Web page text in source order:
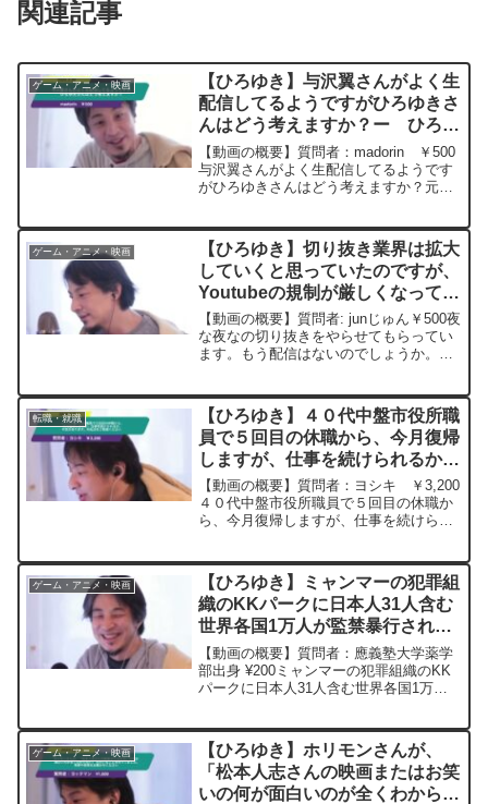
関連記事
ゲーム・アニメ・映画
【ひろゆき】与沢翼さんがよく生
配信してるようですがひろゆきさ
んはどう考えますか？ー ひろゆ
き切り抜き 20250505
【動画の概要】質問者：madorin ￥500
与沢翼さんがよく生配信してるようです
がひろゆきさんはどう考えますか？元動
動画で、寄せられた質問について、一問
一...
ゲーム・アニメ・映画
【ひろゆき】切り抜き業界は拡大
していくと思っていたのですが、
Youtubeの規制が厳しくなってい
るので、もうオワコンでしょう
か。ー ひろゆき切り抜き
20230320
【動画の概要】質問者: junじゅん￥500夜
な夜なの切り抜きをやらせてもらってい
ます。もう配信はないのでしょうか。切
ているので、もうオワコンでしょうか。
コナンと...
転職・就職
【ひろゆき】４０代中盤市役所職
員で５回目の休職から、今月復帰
しますが、仕事を続けられるか、
不安があります。対処法をご教授
ください。ー ひろゆき切り抜
き 20250109
【動画の概要】質問者：ヨシキ ￥3,200
４０代中盤市役所職員で５回目の休職か
ら、今月復帰しますが、仕事を続けられ
なら頭で立ってみよ。Bellerose IPA
202...
ゲーム・アニメ・映画
【ひろゆき】ミャンマーの犯罪組
織のKKパークに日本人31人含む
世界各国1万人が監禁暴行され特
殊詐欺してるそうですー ひろゆ
き切り抜き 20250221
【動画の概要】質問者：應義塾大学薬学
部出身 ¥200ミャンマーの犯罪組織のKK
パークに日本人31人含む世界各国1万人
INTRAMUROS J00 ひろゆきさ
んの動画で、寄...
ゲーム・アニメ・映画
【ひろゆき】ホリモンさんが、
「松本人志さんの映画またはお笑
いの何が面白いのが全くわからな